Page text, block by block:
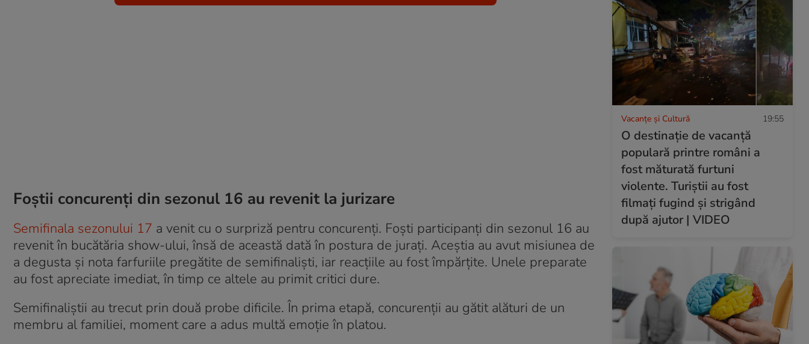
Foștii concurenți din sezonul 16 au revenit la jurizare
Semifinala sezonului 17 a venit cu o surpriză pentru concurenți. Foști participanți din sezonul 16 au
revenit în bucătăria show-ului, însă de această dată în postura de jurați. Aceștia au avut misiunea de
a degusta și nota farfuriile pregătite de semifinaliști, iar reacțiile au fost împărțite. Unele preparate
au fost apreciate imediat, în timp ce altele au primit critici dure.
Semifinaliștii au trecut prin două probe dificile. În prima etapă, concurenții au gătit alături de un
membru al familiei, moment care a adus multă emoție în platou.
Vacanțe și Cultură 19:55
O destinație de vacanță
populară printre români a
fost măturată furtuni
violente. Turiștii au fost
filmați fugind și strigând
după ajutor | VIDEO